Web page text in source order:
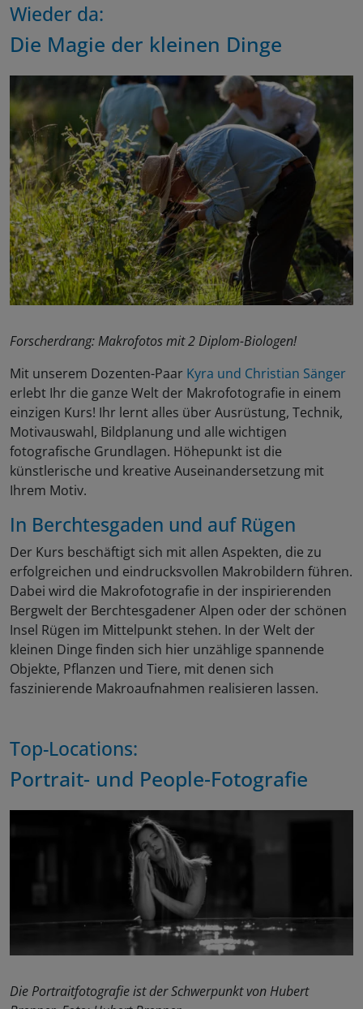
Wieder da:
Die Magie der kleinen Dinge
Forscherdrang: Makrofotos mit 2 Diplom-Biologen!
Mit unserem Dozenten-Paar Kyra und Christian Sänger
erlebt Ihr die ganze Welt der Makrofotografie in einem
einzigen Kurs! Ihr lernt alles über Ausrüstung, Technik,
Motivauswahl, Bildplanung und alle wichtigen
fotografische Grundlagen. Höhepunkt ist die
künstlerische und kreative Auseinandersetzung mit
Ihrem Motiv.
In Berchtesgaden und auf Rügen
Der Kurs beschäftigt sich mit allen Aspekten, die zu
erfolgreichen und eindrucksvollen Makrobildern führen.
Dabei wird die Makrofotografie in der inspirierenden
Bergwelt der Berchtesgadener Alpen oder der schönen
Insel Rügen im Mittelpunkt stehen. In der Welt der
kleinen Dinge finden sich hier unzählige spannende
Objekte, Pflanzen und Tiere, mit denen sich
faszinierende Makroaufnahmen realisieren lassen.
Top-Locations:
Portrait- und People-Fotografie
Die Portraitfotografie ist der Schwerpunkt von Hubert